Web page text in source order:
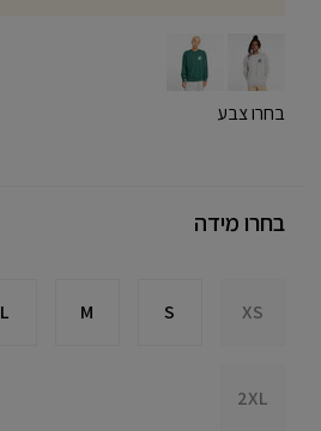
בחרו צבע
בחרו מידה
XS
S
M
L
2XL